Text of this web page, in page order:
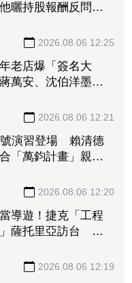
曬持股報酬反問
2026.08.06 12:25
老店爆「簽名大
萬安、沈伯洋墨跡
2026.08.06 12:21
演習登場 賴清德
「萬鈞計畫」親搭
2026.08.06 12:20
導遊！捷克「工程
薩托里亞訪台 曬
2026.08.06 12:19